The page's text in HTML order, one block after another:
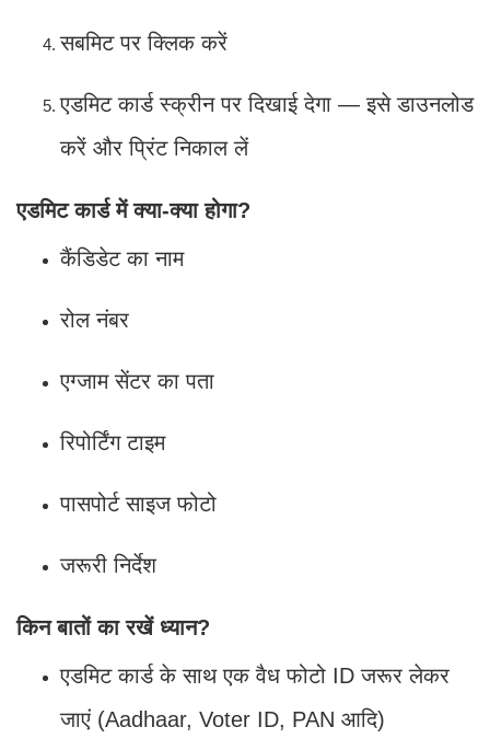
सबमिट पर क्लिक करें
एडमिट कार्ड स्क्रीन पर दिखाई देगा — इसे डाउनलोड
करें और प्रिंट निकाल लें
एडमिट कार्ड में क्या-क्या होगा?
कैंडिडेट का नाम
रोल नंबर
एग्जाम सेंटर का पता
रिपोर्टिंग टाइम
पासपोर्ट साइज फोटो
जरूरी निर्देश
किन बातों का रखें ध्यान?
एडमिट कार्ड के साथ एक वैध फोटो ID जरूर लेकर
जाएं (Aadhaar, Voter ID, PAN आदि)